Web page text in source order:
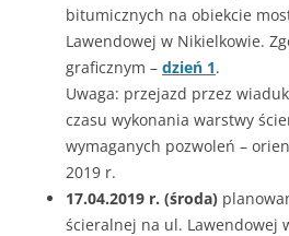
bitumicznych na obiekcie
Lawendowej w Nikielkowie.
graficznym – dzień 1.
Uwaga: przejazd przez
czasu wykonania warstwy
wymaganych pozwoleń –
2019 r.
17.04.2019 r. (środa)
ścieralnej na ul. Lawendowej